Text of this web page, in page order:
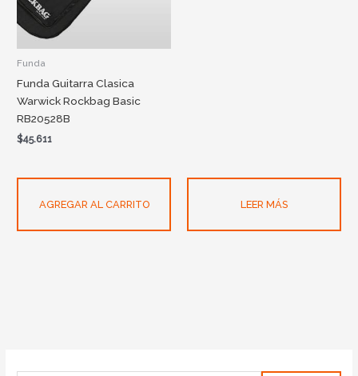
Funda
Funda Guitarra Clasica
Warwick Rockbag Basic
RB20528B
$45.611
AGREGAR AL CARRITO LEER MÁS